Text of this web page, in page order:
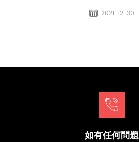
2021-12-30
如有任何問題